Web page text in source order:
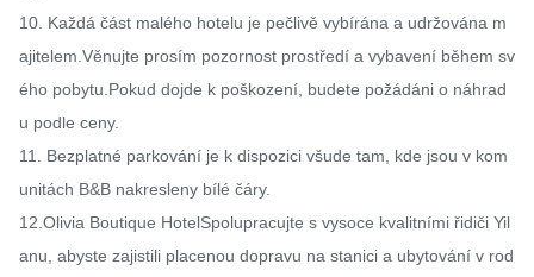
10. Každá část malého hotelu je pečlivě vybírána a udržována m
ajitelem.Věnujte prosím pozornost prostředí a vybavení během sv
ého pobytu.Pokud dojde k poškození, budete požádáni o náhrad
u podle ceny.
11. Bezplatné parkování je k dispozici všude tam, kde jsou v kom
unitách B&B nakresleny bílé čáry.
12.Olivia Boutique HotelSpolupracujte s vysoce kvalitními řidiči Yil
anu, abyste zajistili placenou dopravu na stanici a ubytování v rod